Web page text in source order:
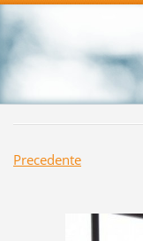
Precedente